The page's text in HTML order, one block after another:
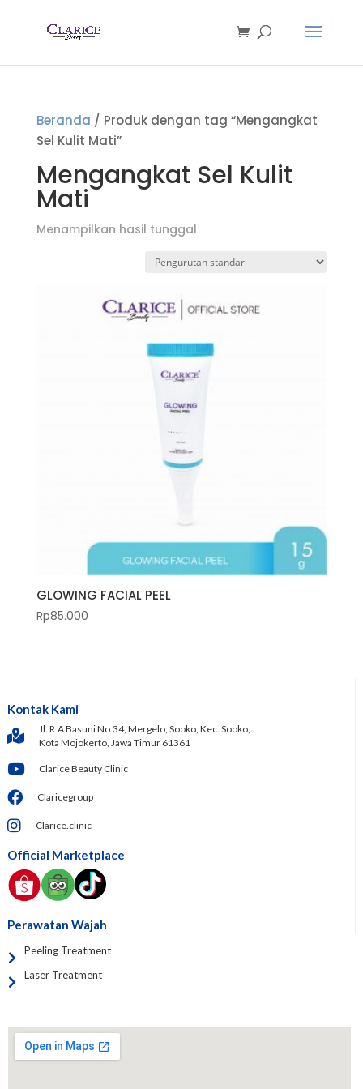
Beranda / Produk dengan tag “Mengangkat
Sel Kulit Mati”
Mengangkat Sel Kulit
Mati
Menampilkan hasil tunggal
GLOWING FACIAL PEEL
Rp85.000
Kontak Kami
Jl. R.A Basuni No.34, Mergelo, Sooko, Kec. Sooko,
Kota Mojokerto, Jawa Timur 61361
Clarice Beauty Clinic
Claricegroup
Clarice.clinic
Official Marketplace
Perawatan Wajah
Peeling Treatment
Laser Treatment